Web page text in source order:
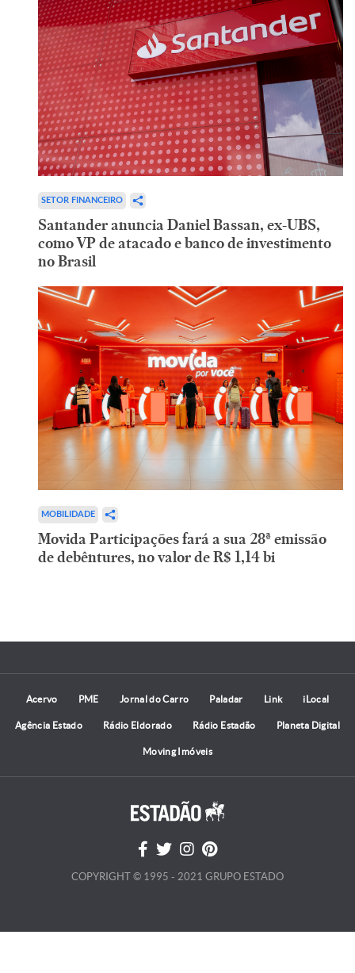
SETOR FINANCEIRO
Santander anuncia Daniel Bassan, ex-UBS,
como VP de atacado e banco de investimento
no Brasil
MOBILIDADE
Movida Participações fará a sua 28ª emissão
de debêntures, no valor de R$ 1,14 bi
Acervo PME Jornal do Carro Paladar Link iLocal
Agência Estado Rádio Eldorado Rádio Estadão Planeta Digital
Moving Imóveis
COPYRIGHT © 1995 - 2021 GRUPO ESTADO